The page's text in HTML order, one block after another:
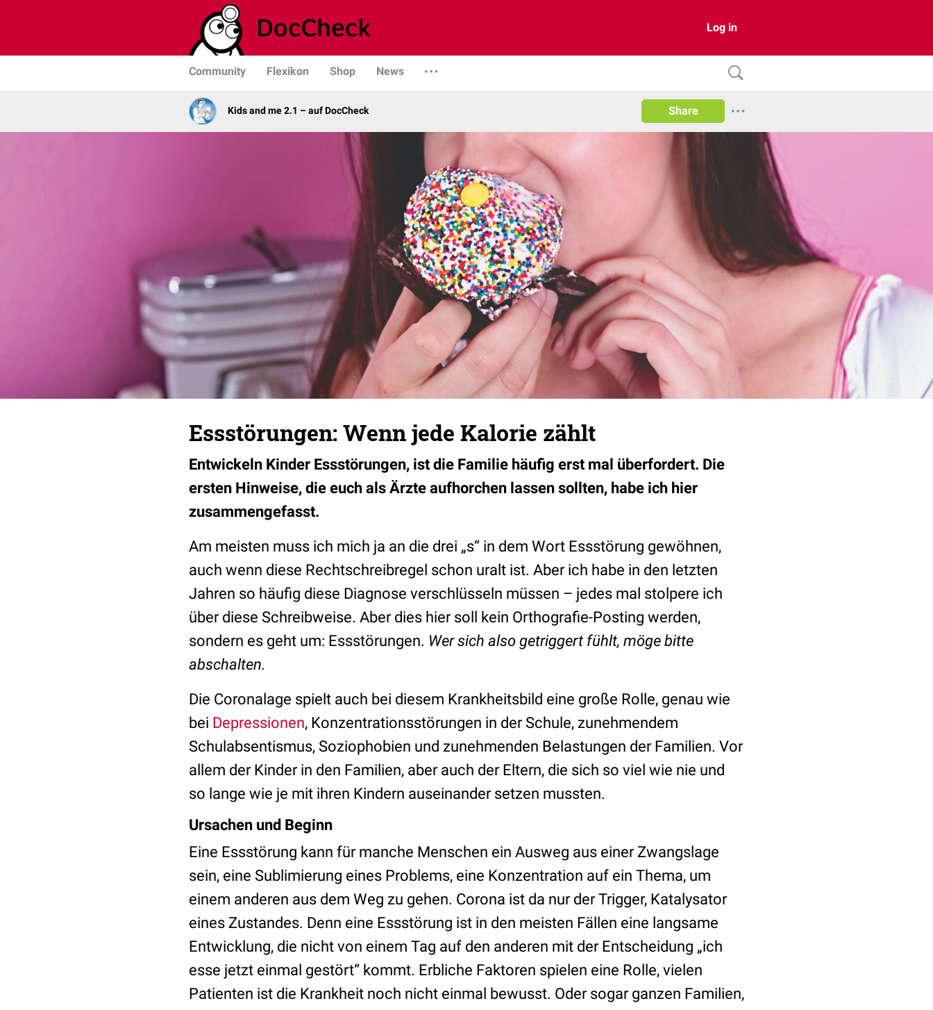
Log in
Community Flexikon Shop News
Kids and me 2.1 – auf DocCheck Share
Essstörungen: Wenn jede Kalorie zählt
Entwickeln Kinder Essstörungen, ist die Familie häufig erst mal überfordert. Die
ersten Hinweise, die euch als Ärzte aufhorchen lassen sollten, habe ich hier
zusammengefasst.
Am meisten muss ich mich ja an die drei „s“ in dem Wort Essstörung gewöhnen,
auch wenn diese Rechtschreibregel schon uralt ist. Aber ich habe in den letzten
Jahren so häufig diese Diagnose verschlüsseln müssen – jedes mal stolpere ich
über diese Schreibweise. Aber dies hier soll kein Orthografie-Posting werden,
sondern es geht um: Essstörungen. Wer sich also getriggert fühlt, möge bitte
abschalten.
Die Coronalage spielt auch bei diesem Krankheitsbild eine große Rolle, genau wie
bei Depressionen, Konzentrationsstörungen in der Schule, zunehmendem
Schulabsentismus, Soziophobien und zunehmenden Belastungen der Familien. Vor
allem der Kinder in den Familien, aber auch der Eltern, die sich so viel wie nie und
so lange wie je mit ihren Kindern auseinander setzen mussten.
Ursachen und Beginn
Eine Essstörung kann für manche Menschen ein Ausweg aus einer Zwangslage
sein, eine Sublimierung eines Problems, eine Konzentration auf ein Thema, um
einem anderen aus dem Weg zu gehen. Corona ist da nur der Trigger, Katalysator
eines Zustandes. Denn eine Essstörung ist in den meisten Fällen eine langsame
Entwicklung, die nicht von einem Tag auf den anderen mit der Entscheidung „ich
esse jetzt einmal gestört“ kommt. Erbliche Faktoren spielen eine Rolle, vielen
Patienten ist die Krankheit noch nicht einmal bewusst. Oder sogar ganzen Familien,